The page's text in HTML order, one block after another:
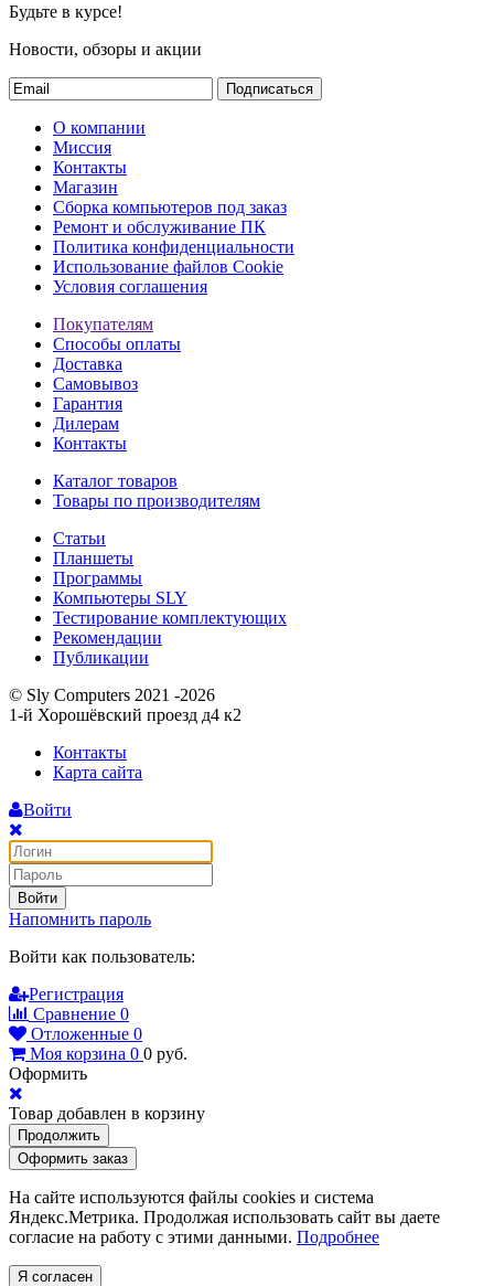
Будьте в курсе!
Новости, обзоры и акции
Подписаться
О компании
Миссия
Контакты
Магазин
Сборка компьютеров под заказ
Ремонт и обслуживание ПК
Политика конфиденциальности
Использование файлов Cookie
Условия соглашения
Покупателям
Способы оплаты
Доставка
Самовывоз
Гарантия
Дилерам
Контакты
Каталог товаров
Товары по производителям
Статьи
Планшеты
Программы
Компьютеры SLY
Тестирование комплектующих
Рекомендации
Публикации
© Sly Computers 2021 -2026
1-й Хорошёвский проезд д4 к2
Контакты
Карта сайта
Войти
Войти
Напомнить пароль
Войти как пользователь:
Регистрация
Сравнение 0
Отложенные 0
Моя корзина 0 0 руб.
Оформить
Товар добавлен в корзину
Продолжить
Оформить заказ
На сайте используются файлы cookies и система
Яндекс.Метрика. Продолжая использовать сайт вы даете
согласие на работу с этими данными. Подробнее
Я согласен